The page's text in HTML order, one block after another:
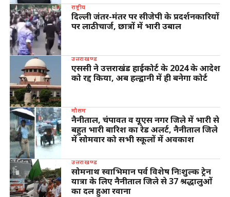
राष्ट्रीय
दिल्ली जंतर-मंतर पर सीजेपी के प्रदर्शनकारियों
पर लाठीचार्ज, छात्रों में भारी उबाल
उत्तराखण्ड
एससी ने उत्तराखंड हाईकोर्ट के 2024 के आदेश
को रद्द किया, अब हल्द्वानी में ही बनेगा कोर्ट
मौसम
नैनीताल, चंपावत व यूएस नगर जिले में भारी से
बहुत भारी बारिश का रेड अलर्ट, नैनीताल जिले
में सोमवार को सभी स्कूलों में अवकाश
उत्तराखण्ड
सोमनाथ स्वाभिमान पर्व विशेष निःशुल्क ट्रेन
यात्रा के लिए नैनीताल जिले से 37 श्रद्धालुओं
का दल हुआ रवाना